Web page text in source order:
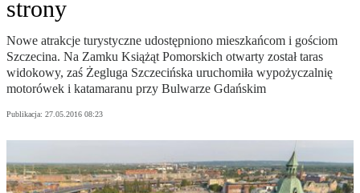
strony
Nowe atrakcje turystyczne udostępniono mieszkańcom i gościom
Szczecina. Na Zamku Książąt Pomorskich otwarty został taras
widokowy, zaś Żegluga Szczecińska uruchomiła wypożyczalnię
motorówek i katamaranu przy Bulwarze Gdańskim
Publikacja: 27.05.2016 08:23